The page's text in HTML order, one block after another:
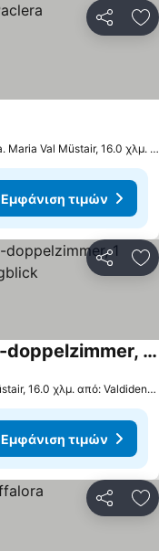
Sta. Maria Val Müstair, 16.0 χλμ. από: Valdidentro
Εμφάνιση τιμών
Chasa Randulina - Economy-doppelzimmer, 1 Schlafzimmer, Bergblick
Müstair, 16.0 χλμ. από: Valdidentro
Εμφάνιση τιμών